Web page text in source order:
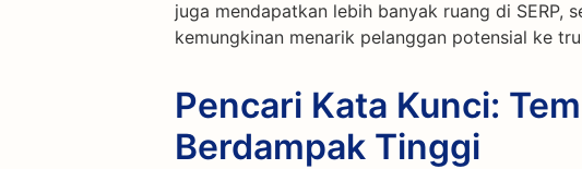
juga mendapatkan lebih banyak ruang di SERP,
kemungkinan menarik pelanggan potensial ke
Pencari Kata Kunci:
Berdampak Tinggi